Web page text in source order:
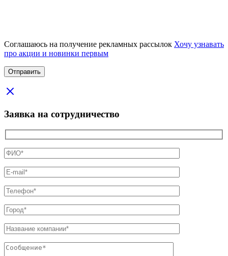
Соглашаюсь на получение рекламных рассылок Хочу узнавать
про акции и новинки первым
Заявка на сотрудничество